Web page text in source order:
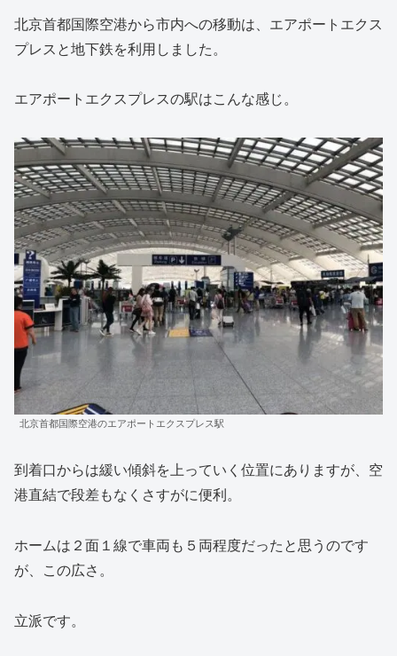
北京首都国際空港から市内への移動は、エアポートエクス
プレスと地下鉄を利用しました。
エアポートエクスプレスの駅はこんな感じ。
北京首都国際空港のエアポートエクスプレス駅
到着口からは緩い傾斜を上っていく位置にありますが、空
港直結で段差もなくさすがに便利。
ホームは２面１線で車両も５両程度だったと思うのです
が、この広さ。
立派です。